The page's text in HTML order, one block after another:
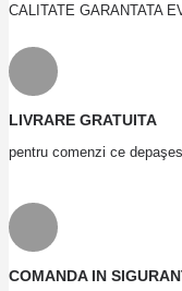
CALITATE GARANTATA
LIVRARE GRATUITA
pentru comenzi ce
COMANDA IN